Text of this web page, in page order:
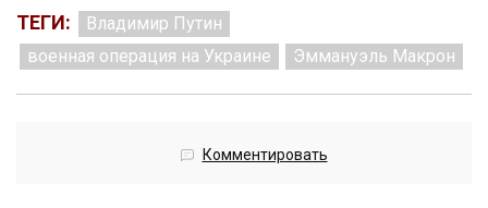
ТЕГИ:
Владимир Путин
военная операция на Украине
Эммануэль Макрон
Комментировать